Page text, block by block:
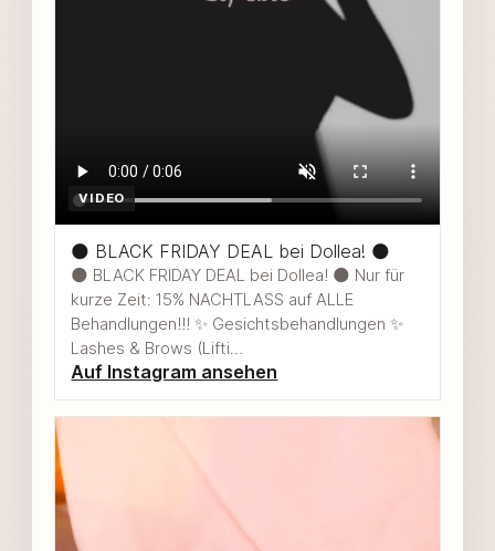
VIDEO
🌑 BLACK FRIDAY DEAL bei Dollea! 🌑
🌑 BLACK FRIDAY DEAL bei Dollea! 🌑 Nur für
kurze Zeit: 15% NACHTLASS auf ALLE
Behandlungen!!! ✨ Gesichtsbehandlungen ✨
Lashes & Brows (Lifti…
Auf Instagram ansehen